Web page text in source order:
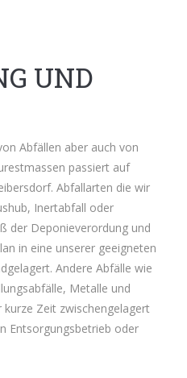
UND
Abfällen aber auch von
passiert auf
Abfallarten die wir
Inertabfall oder
der Deponieverordung und
in eine unserer geeigneten
Andere Abfälle wie
Metalle und
Zeit zwischengelagert
Entsorgungsbetrieb oder